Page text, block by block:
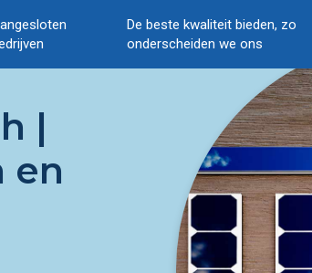
De beste kwaliteit bieden, zo
onderscheiden we ons
|
en